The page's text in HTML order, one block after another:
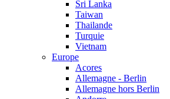
Sri Lanka
Taiwan
Thailande
Turquie
Vietnam
Europe
Acores
Allemagne - Berlin
Allemagne hors Berlin